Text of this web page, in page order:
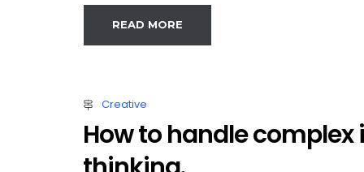
READ MORE
Creative
How to handle